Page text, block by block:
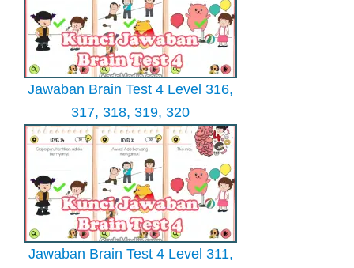
Jawaban Brain Test 4 Level 316,
317, 318, 319, 320
Jawaban Brain Test 4 Level 311,